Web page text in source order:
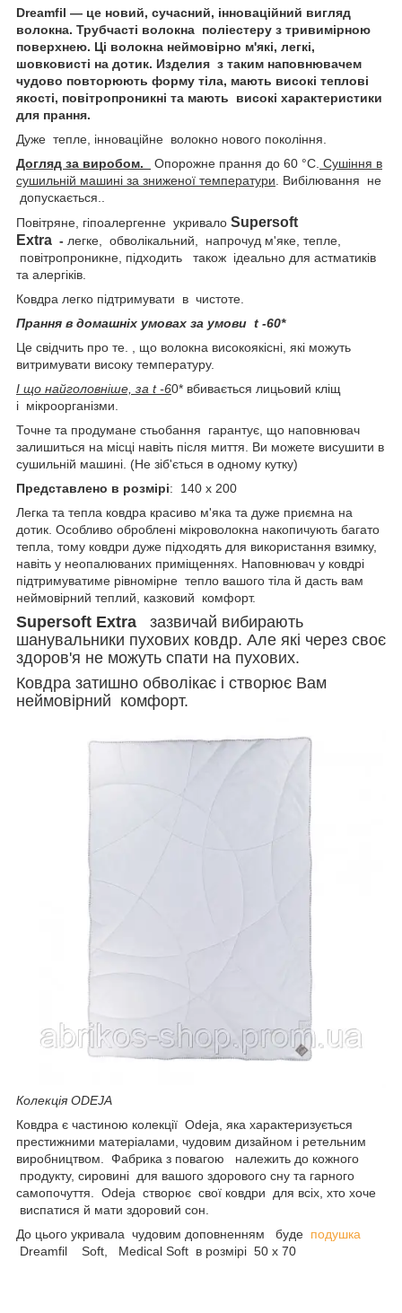
Dreamfil — це новий, сучасний, інноваційний вигляд
волокна. Трубчасті волокна поліестеру з тривимірною
поверхнею. Ці волокна неймовірно м'які, легкі,
шовковисті на дотик. Изделия з таким наповнювачем
чудово повторюють форму тіла, мають високі теплові
якості, повітропроникні та мають високі характеристики
для прання.
Дуже тепле, інноваційне волокно нового покоління.
Догляд за виробом.
Опорожне прання до 60 °C. Сушіння в
сушильній машині за зниженої температури . Вибілювання не
допускається..
Повітряне, гіпоалергенне укривало Supersoft
Extra - легке, обволікальний, напрочуд м'яке, тепле,
повітропроникне, підходить також ідеально для астматиків
та алергіків.
Ковдра легко підтримувати в чистоте.
Прання в домашніх умовах за умови t -60*
Це свідчить про те. , що волокна високоякісні, які можуть
витримувати високу температуру.
І що найголовніше, за t -60* вбивається лицьовий кліщ
і мікроорганізми.
Точне та продумане стьобання гарантує, що наповнювач
залишиться на місці навіть після миття. Ви можете висушити в
сушильній машині. (Не зіб'ється в одному кутку)
Представлено в розмірі: 140 x 200
Легка та тепла ковдра красиво м'яка та дуже приємна на
дотик. Особливо оброблені мікроволокна накопичують багато
тепла, тому ковдри дуже підходять для використання взимку,
навіть у неопалюваних приміщеннях. Наповнювач у ковдрі
підтримуватиме рівномірне тепло вашого тіла й дасть вам
неймовірний теплий, казковий комфорт.
Supersoft Extra
зазвичай вибирають
шанувальники пухових ковдр. Але які через своє
здоров'я не можуть спати на пухових.
Ковдра затишно обволікає і створює Вам
неймовірний комфорт.
Колекція ODEJA
Ковдра є частиною колекції Odeja, яка характеризується
престижними матеріалами, чудовим дизайном і ретельним
виробництвом. Фабрика з повагою належить до кожного
продукту, сировині для вашого здорового сну та гарного
самопочуття. Odeja створює свої ковдри для всіх, хто хоче
виспатися й мати здоровий сон.
До цього укривала чудовим доповненням буде подушка
Dreamfil Soft, Medical Soft в розмірі 50 х 70